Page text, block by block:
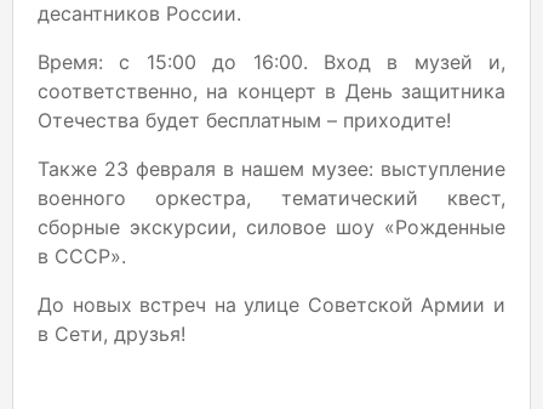
десантников России.
Время: с 15:00 до 16:00. Вход в музей и,
соответственно, на концерт в День защитника
Отечества будет бесплатным – приходите!
Также 23 февраля в нашем музее: выступление
военного оркестра, тематический квест,
сборные экскурсии, силовое шоу «Рожденные
в СССР».
До новых встреч на улице Советской Армии и
в Сети, друзья!